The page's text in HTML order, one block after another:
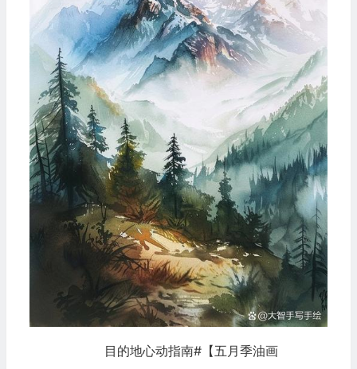
目的地心动指南#【五月季油画